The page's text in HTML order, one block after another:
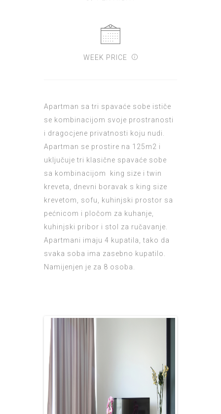
WEEK PRICE
Apartman sa tri spavaće sobe ističe
se kombinacijom svoje prostranosti
i dragocjene privatnosti koju nudi.
Apartman se prostire na 125m2 i
uključuje tri klasične spavaće sobe
sa kombinacijom king size i twin
kreveta, dnevni boravak s king size
krevetom, sofu, kuhinjski prostor sa
pećnicom i pločom za kuhanje,
kuhinjski pribor i stol za ručavanje.
Apartmani imaju 4 kupatila, tako da
svaka soba ima zasebno kupatilo.
Namijenjen je za 8 osoba.